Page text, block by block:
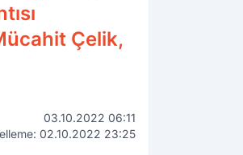
Çelik,
03.10.2022 06:11
02.10.2022 23:25